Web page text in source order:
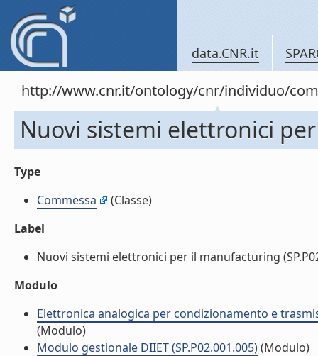
data.CNR.it
http://www.cnr.it/ontology/cnr/individuo/
Nuovi sistemi elettronici
Type
Commessa
(Classe)
Label
Nuovi sistemi elettronici per il manufacturing
Modulo
Elettronica analogica per condizionamento e
(Modulo)
Modulo gestionale DIIET (SP.P02.001.005)(Modulo)